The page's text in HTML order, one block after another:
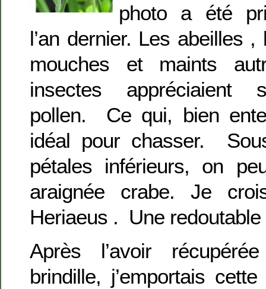
photo a été
l’an dernier. Les abeilles ,
mouches et maints
insectes appréciaient
pollen. Ce qui, bien
idéal pour chasser.
pétales inférieurs, on
araignée crabe. Je
Heriaeus . Une redoutable
Après l’avoir
brindille, j’emportais